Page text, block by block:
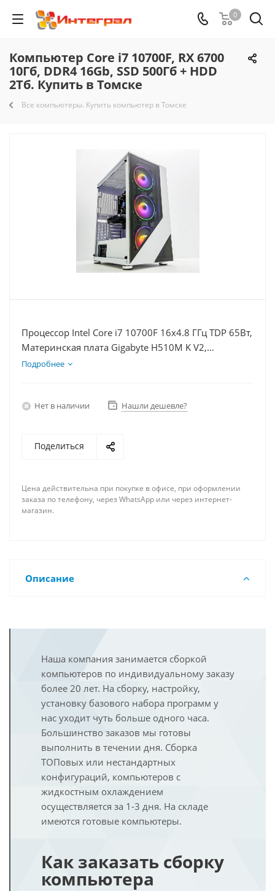
0
Компьютер Core i7 10700F, RX 6700
10Гб, DDR4 16Gb, SSD 500Гб + HDD
2Тб. Купить в Томске
Все компьютеры. Купить компьютер в Томске
Процессор Intel Core i7 10700F 16x4.8 ГГц TDP 65Вт,
Материнская плата Gigabyte H510M K V2,
Видеокарта RX 6700 10Гб, Память DDR4 16Gb,
Подробнее
Нет в наличии Нашли дешевле?
Поделиться
Цена действительна при покупке в офисе, при оформлении
заказа по телефону, через WhatsApp или через интернет-
магазин.
Описание
Наша компания занимается сборкой
компьютеров по индивидуальному заказу
более 20 лет. На сборку, настройку,
установку базового набора программ у
нас уходит чуть больше одного часа.
Большинство заказов мы готовы
выполнить в течении дня. Сборка
ТОПовых или нестандартных
конфигураций, компьютеров с
жидкостным охлаждением
осуществляется за 1-3 дня. На складе
имеются готовые компьютеры.
Как заказать сборку
компьютера